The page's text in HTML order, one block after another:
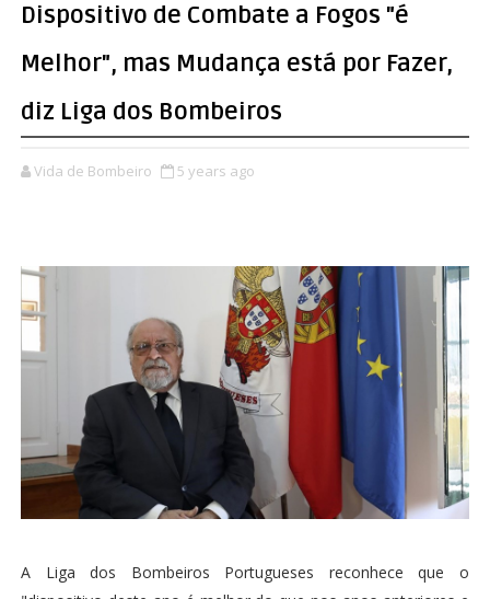
Dispositivo de Combate a Fogos "é
Melhor", mas Mudança está por Fazer,
diz Liga dos Bombeiros
Vida de Bombeiro 5 years ago
A Liga dos Bombeiros Portugueses reconhece que o